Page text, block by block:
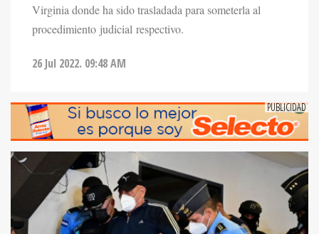
Virginia donde ha sido trasladada para someterla al
procedimiento judicial respectivo.
26 Jul 2022. 09:48 AM